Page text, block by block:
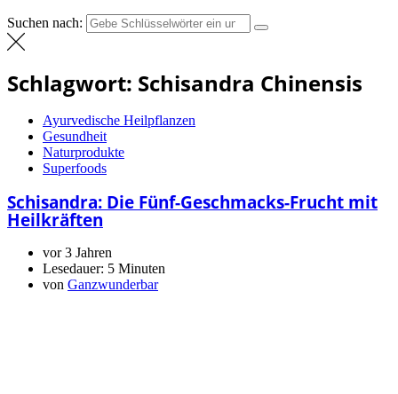
Suchen nach:
Schlagwort: Schisandra Chinensis
Ayurvedische Heilpflanzen
Gesundheit
Naturprodukte
Superfoods
Schisandra: Die Fünf-Geschmacks-Frucht mit
Heilkräften
vor 3 Jahren
Lesedauer: 5 Minuten
von Ganzwunderbar